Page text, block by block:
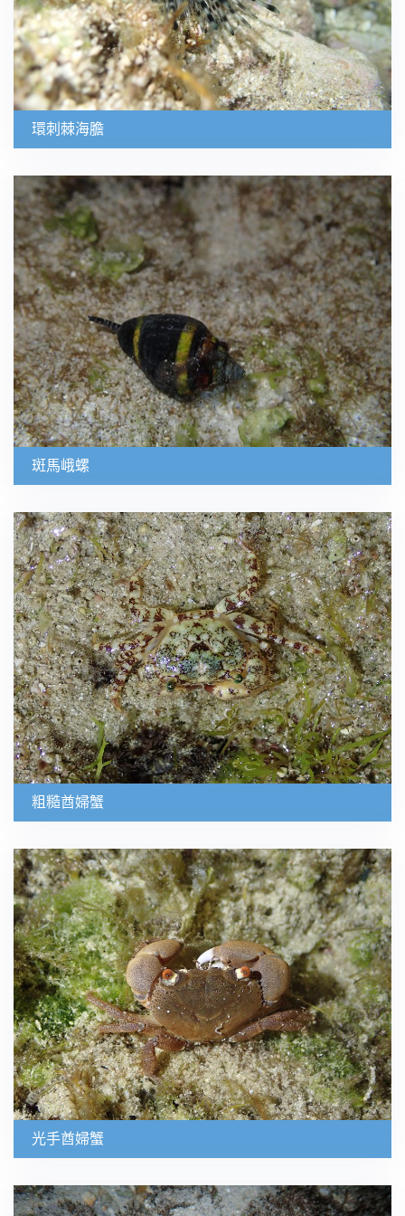
環刺棘海膽
斑馬峨螺
粗糙酋婦蟹
光手酋婦蟹